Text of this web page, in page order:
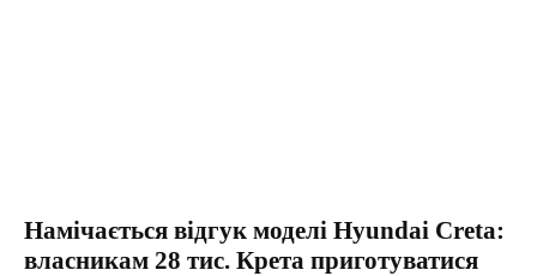
Намічається відгук моделі Hyundai Creta:
власникам 28 тис. Крета приготуватися